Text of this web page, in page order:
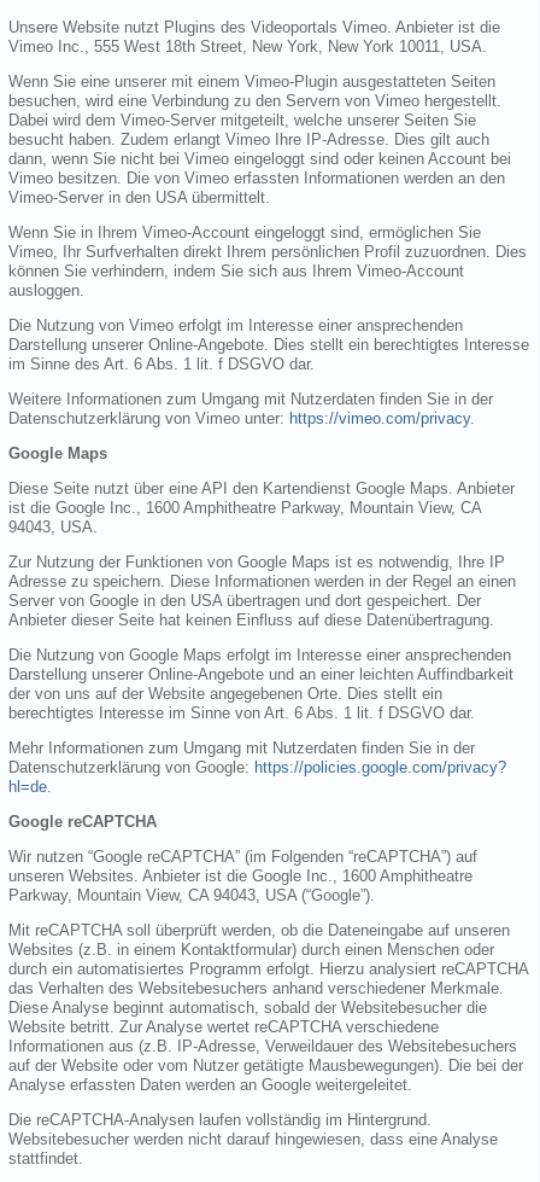
Unsere Website nutzt Plugins des Videoportals Vimeo. Anbieter ist die
Vimeo Inc., 555 West 18th Street, New York, New York 10011, USA.
Wenn Sie eine unserer mit einem Vimeo-Plugin ausgestatteten Seiten
besuchen, wird eine Verbindung zu den Servern von Vimeo hergestellt.
Dabei wird dem Vimeo-Server mitgeteilt, welche unserer Seiten Sie
besucht haben. Zudem erlangt Vimeo Ihre IP-Adresse. Dies gilt auch
dann, wenn Sie nicht bei Vimeo eingeloggt sind oder keinen Account bei
Vimeo besitzen. Die von Vimeo erfassten Informationen werden an den
Vimeo-Server in den USA übermittelt.
Wenn Sie in Ihrem Vimeo-Account eingeloggt sind, ermöglichen Sie
Vimeo, Ihr Surfverhalten direkt Ihrem persönlichen Profil zuzuordnen. Dies
können Sie verhindern, indem Sie sich aus Ihrem Vimeo-Account
ausloggen.
Die Nutzung von Vimeo erfolgt im Interesse einer ansprechenden
Darstellung unserer Online-Angebote. Dies stellt ein berechtigtes Interesse
im Sinne des Art. 6 Abs. 1 lit. f DSGVO dar.
Weitere Informationen zum Umgang mit Nutzerdaten finden Sie in der
Datenschutzerklärung von Vimeo unter: https://vimeo.com/privacy.
Google Maps
Diese Seite nutzt über eine API den Kartendienst Google Maps. Anbieter
ist die Google Inc., 1600 Amphitheatre Parkway, Mountain View, CA
94043, USA.
Zur Nutzung der Funktionen von Google Maps ist es notwendig, Ihre IP
Adresse zu speichern. Diese Informationen werden in der Regel an einen
Server von Google in den USA übertragen und dort gespeichert. Der
Anbieter dieser Seite hat keinen Einfluss auf diese Datenübertragung.
Die Nutzung von Google Maps erfolgt im Interesse einer ansprechenden
Darstellung unserer Online-Angebote und an einer leichten Auffindbarkeit
der von uns auf der Website angegebenen Orte. Dies stellt ein
berechtigtes Interesse im Sinne von Art. 6 Abs. 1 lit. f DSGVO dar.
Mehr Informationen zum Umgang mit Nutzerdaten finden Sie in der
Datenschutzerklärung von Google: https://policies.google.com/privacy?
hl=de
Google reCAPTCHA
Wir nutzen “Google reCAPTCHA” (im Folgenden “reCAPTCHA”) auf
unseren Websites. Anbieter ist die Google Inc., 1600 Amphitheatre
Parkway, Mountain View, CA 94043, USA (“Google”).
Mit reCAPTCHA soll überprüft werden, ob die Dateneingabe auf unseren
Websites (z.B. in einem Kontaktformular) durch einen Menschen oder
durch ein automatisiertes Programm erfolgt. Hierzu analysiert reCAPTCHA
das Verhalten des Websitebesuchers anhand verschiedener Merkmale.
Diese Analyse beginnt automatisch, sobald der Websitebesucher die
Website betritt. Zur Analyse wertet reCAPTCHA verschiedene
Informationen aus (z.B. IP-Adresse, Verweildauer des Websitebesuchers
auf der Website oder vom Nutzer getätigte Mausbewegungen). Die bei der
Analyse erfassten Daten werden an Google weitergeleitet.
Die reCAPTCHA-Analysen laufen vollständig im Hintergrund.
Websitebesucher werden nicht darauf hingewiesen, dass eine Analyse
stattfindet.